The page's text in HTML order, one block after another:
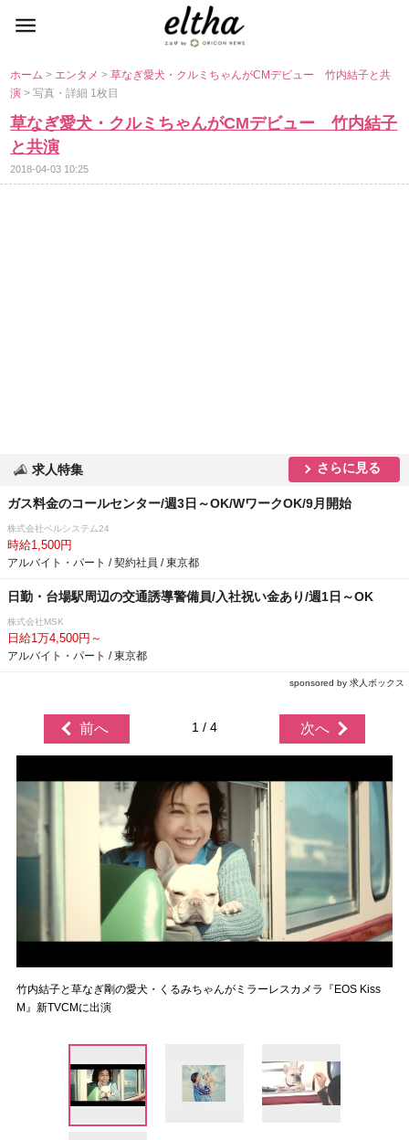
ホーム> エンタメ>草なぎ愛犬・クルミちゃんがCMデビュー 竹内結子と共
演> 写真・詳細 1枚目
草なぎ愛犬・クルミちゃんがCMデビュー 竹内結子
と共演
2018-04-03 10:25
求人特集 さらに見る
ガス料金のコールセンター/週3日～OK/WワークOK/9月開始
株式会社ベルシステム24
時給1,500円
アルバイト・パート / 契約社員 / 東京都
日勤・台場駅周辺の交通誘導警備員/入社祝い金あり/週1日～OK
株式会社MSK
日給1万4,500円～
アルバイト・パート / 東京都
sponsored by 求人ボックス
前へ 1 / 4 次へ
竹内結子と草なぎ剛の愛犬・くるみちゃんがミラーレスカメラ『EOS Kiss
M』新TVCMに出演